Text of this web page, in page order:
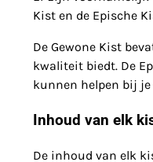
Kist en de Epische
De Gewone Kist
kwaliteit biedt. De
kunnen helpen bij
Inhoud van elk
De inhoud van elk